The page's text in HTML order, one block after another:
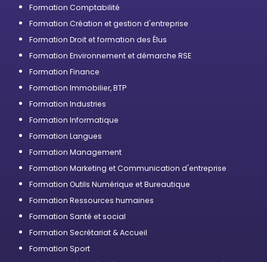
Formation Comptabilité
Formation Création et gestion d'entreprise
Formation Droit et formation des Élus
Formation Environnement et démarche RSE
Formation Finance
Formation Immobilier, BTP
Formation Industries
Formation Informatique
Formation Langues
Formation Management
Formation Marketing et Communication d'entreprise
Formation Outils Numérique et Bureautique
Formation Ressources humaines
Formation Santé et social
Formation Secrétariat & Accueil
Formation Sport